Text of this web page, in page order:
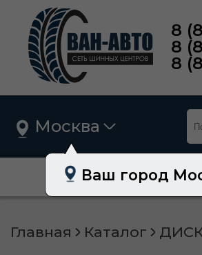
8
8
8
Москва
Ваш город
О нас
Главная Каталог